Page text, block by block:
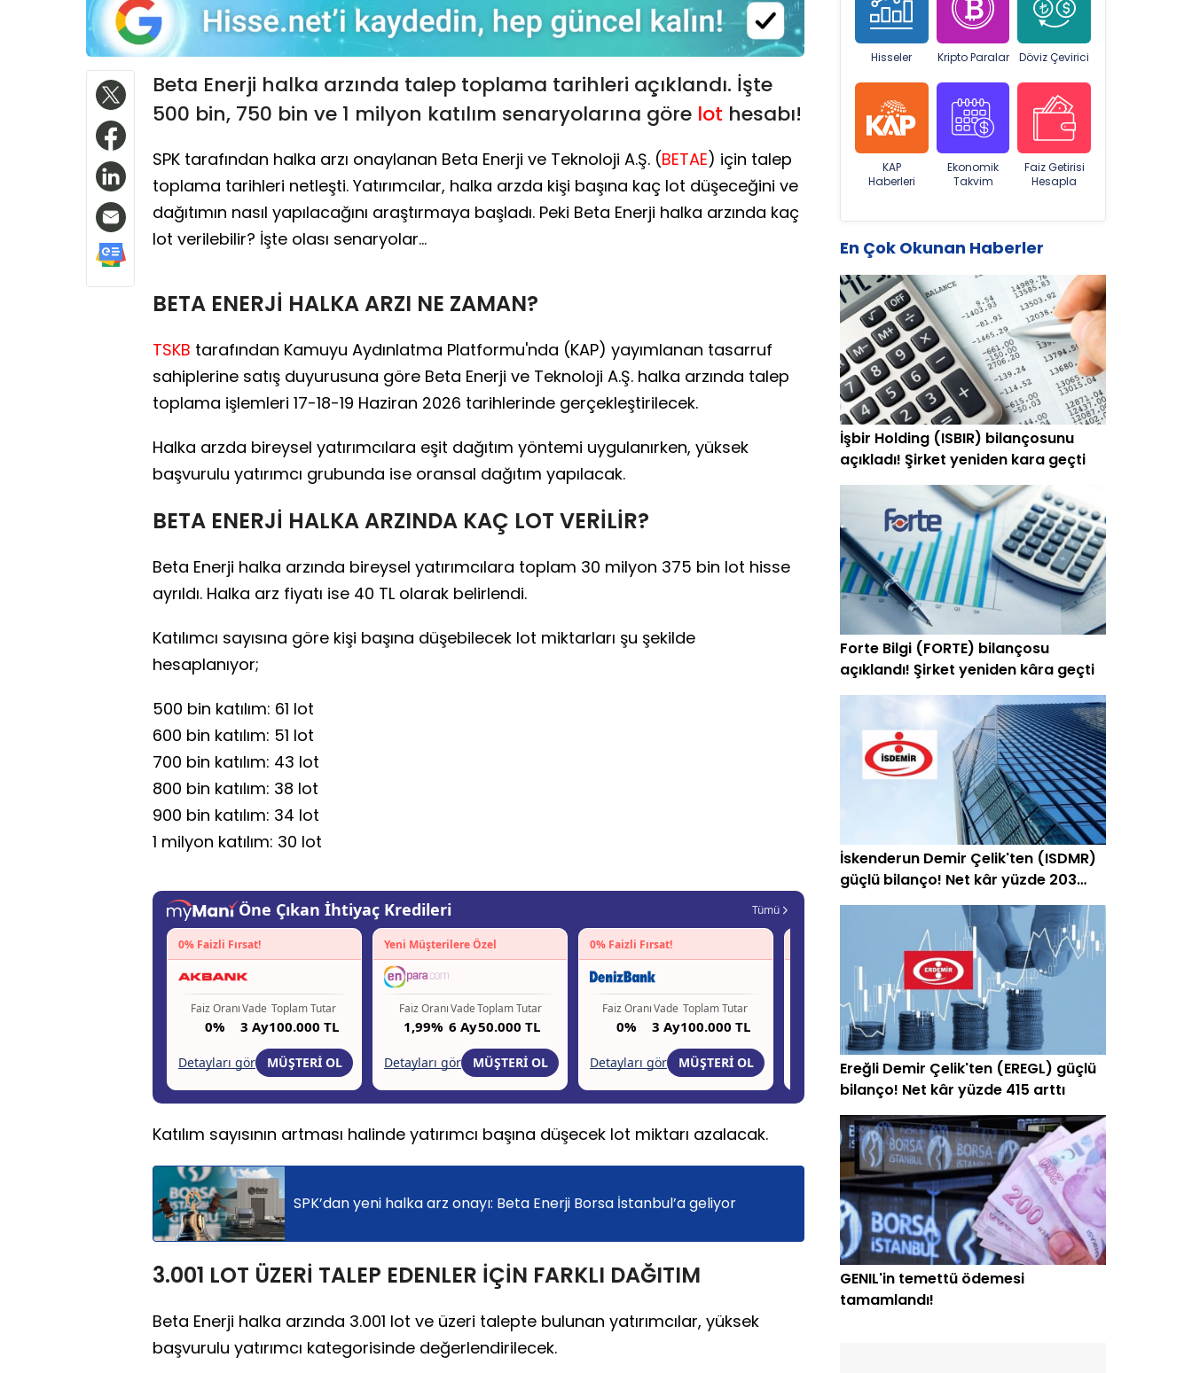
Beta Enerji halka arzında talep toplama tarihleri açıklandı. İşte
500 bin, 750 bin ve 1 milyon katılım senaryolarına göre lot hesabı!
SPK tarafından halka arzı onaylanan Beta Enerji ve Teknoloji A.Ş. (BETAE) için talep
toplama tarihleri netleşti. Yatırımcılar, halka arzda kişi başına kaç lot düşeceğini ve
dağıtımın nasıl yapılacağını araştırmaya başladı. Peki Beta Enerji halka arzında kaç
lot verilebilir? İşte olası senaryolar...
BETA ENERJİ HALKA ARZI NE ZAMAN?
TSKB tarafından Kamuyu Aydınlatma Platformu'nda (KAP) yayımlanan tasarruf
sahiplerine satış duyurusuna göre Beta Enerji ve Teknoloji A.Ş. halka arzında talep
toplama işlemleri 17-18-19 Haziran 2026 tarihlerinde gerçekleştirilecek.
Halka arzda bireysel yatırımcılara eşit dağıtım yöntemi uygulanırken, yüksek
başvurulu yatırımcı grubunda ise oransal dağıtım yapılacak.
BETA ENERJİ HALKA ARZINDA KAÇ LOT VERİLİR?
Beta Enerji halka arzında bireysel yatırımcılara toplam 30 milyon 375 bin lot hisse
ayrıldı. Halka arz fiyatı ise 40 TL olarak belirlendi.
Katılımcı sayısına göre kişi başına düşebilecek lot miktarları şu şekilde
hesaplanıyor;
500 bin katılım: 61 lot
600 bin katılım: 51 lot
700 bin katılım: 43 lot
800 bin katılım: 38 lot
900 bin katılım: 34 lot
1 milyon katılım: 30 lot
Katılım sayısının artması halinde yatırımcı başına düşecek lot miktarı azalacak.
SPK’dan yeni halka arz onayı: Beta Enerji Borsa İstanbul’a geliyor
3.001 LOT ÜZERİ TALEP EDENLER İÇİN FARKLI DAĞITIM
Beta Enerji halka arzında 3.001 lot ve üzeri talepte bulunan yatırımcılar, yüksek
başvurulu yatırımcı kategorisinde değerlendirilecek.
Hisseler Kripto Paralar Döviz Çevirici
KAP
Haberleri
Ekonomik
Takvim
Faiz Getirisi
Hesapla
En Çok Okunan Haberler
İşbir Holding (ISBIR) bilançosunu
açıkladı! Şirket yeniden kara geçti
Forte Bilgi (FORTE) bilançosu
açıklandı! Şirket yeniden kâra geçti
İskenderun Demir Çelik'ten (ISDMR)
güçlü bilanço! Net kâr yüzde 203
arttı
Ereğli Demir Çelik'ten (EREGL) güçlü
bilanço! Net kâr yüzde 415 arttı
GENIL'in temettü ödemesi
tamamlandı!